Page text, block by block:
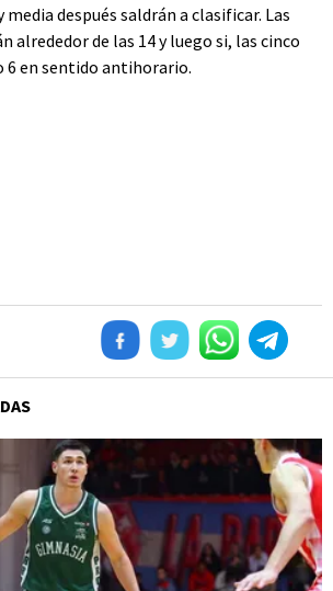
media después saldrán a clasificar. Las
alrededor de las 14 y luego si, las cinco
6 en sentido antihorario.